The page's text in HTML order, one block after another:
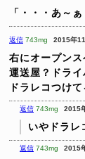
「・・・あ～
返信 743mg 2015年
右にオープン
運送屋？ドラ
ドラレコつけ
返信 743mg 2015
いやドラレ
返信 743mg 2015